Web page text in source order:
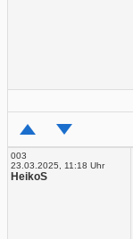
003
23.03.2025, 11:18 Uhr
HeikoS